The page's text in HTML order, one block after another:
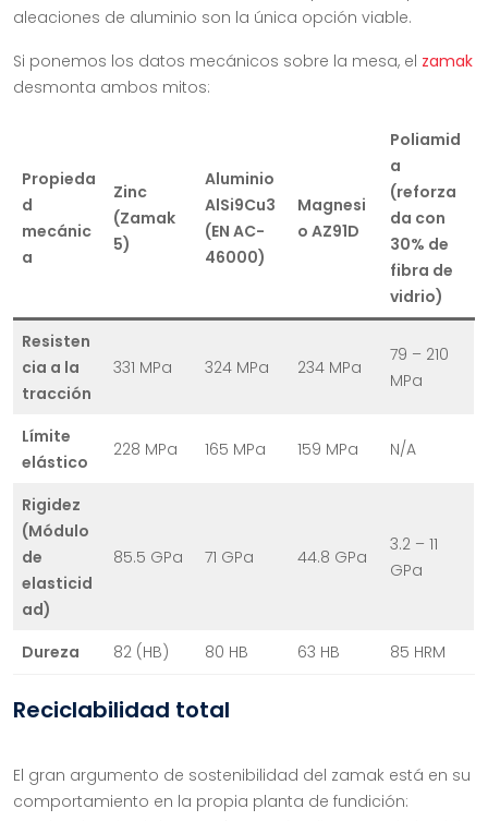
aleaciones de aluminio son la única opción viable.
Si ponemos los datos mecánicos sobre la mesa, el zamak
desmonta ambos mitos:
Propieda
d
mecánic
a
Zinc
(Zamak
5)
Aluminio
AlSi9Cu3
(EN AC-
46000)
Magnesi
o AZ91D
Poliamid
a
(reforza
da con
30% de
fibra de
vidrio)
Resisten
cia a la
tracción
331 MPa 324 MPa 234 MPa
79 – 210
MPa
Límite
elástico
228 MPa 165 MPa 159 MPa N/A
Rigidez
(Módulo
de
elasticid
ad)
85.5 GPa 71 GPa 44.8 GPa
3.2 – 11
GPa
Dureza 82 (HB) 80 HB 63 HB 85 HRM
Reciclabilidad total
El gran argumento de sostenibilidad del zamak está en su
comportamiento en la propia planta de fundición: